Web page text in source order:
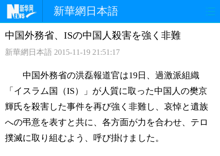
新華網日本語
ホームページ 政治 経済
観光 評論 写真
中日対訳
中国外務省、ISの中国人殺害を強く非難
新華網日本語 2015-11-19 21:51:17
中国外務省の洪磊報道官は19日、過激派組織
「イスラム国（IS）」が人質に取った中国人の樊京
輝氏を殺害した事件を再び強く非難し、哀悼と遺族
への弔意を表すと共に、各方面が力を合わせ、テロ
撲滅に取り組むよう、呼び掛けました。